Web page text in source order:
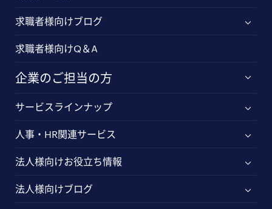
求職者様向けブログ
求職者様向けQ＆A
企業のご担当の方
サービスラインナップ
人事・HR関連サービス
法人様向けお役立ち情報
法人様向けブログ